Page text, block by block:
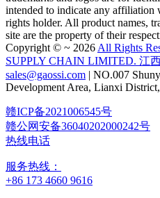
intended to indicate any affiliation
rights holder. All product names,
site are the property of their
Copyright © ~ 2026 All Rights
SUPPLY CHAIN LIMITED. 江
sales@gaossi.com | NO.007
Development Area, Lianxi
赣ICP备2021006545号
赣公网安备36040202000242号
热线电话
服务热线：
+86 173 4660 9616